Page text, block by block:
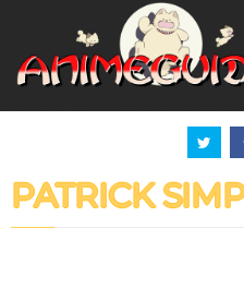
PATRICK
Panneau de gestion des cookies